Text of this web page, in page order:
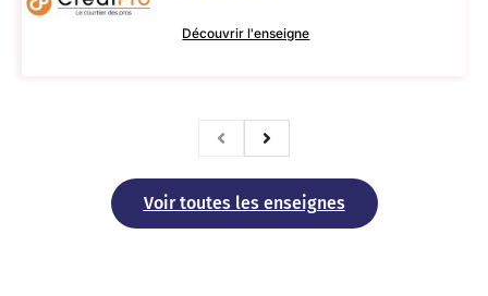
Découvrir l'enseigne
Voir toutes les enseignes